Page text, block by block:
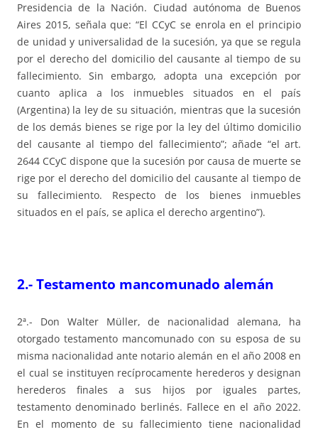
Presidencia de la Nación. Ciudad autónoma de Buenos
Aires 2015, señala que: “El CCyC se enrola en el principio
de unidad y universalidad de la sucesión, ya que se regula
por el derecho del domicilio del causante al tiempo de su
fallecimiento. Sin embargo, adopta una excepción por
cuanto aplica a los inmuebles situados en el país
(Argentina) la ley de su situación, mientras que la sucesión
de los demás bienes se rige por la ley del último domicilio
del causante al tiempo del fallecimiento”; añade “el art.
2644 CCyC dispone que la sucesión por causa de muerte se
rige por el derecho del domicilio del causante al tiempo de
su fallecimiento. Respecto de los bienes inmuebles
situados en el país, se aplica el derecho argentino”).
2.- Testamento mancomunado alemán
2ª.- Don Walter Müller, de nacionalidad alemana, ha
otorgado testamento mancomunado con su esposa de su
misma nacionalidad ante notario alemán en el año 2008 en
el cual se instituyen recíprocamente herederos y designan
herederos finales a sus hijos por iguales partes,
testamento denominado berlinés. Fallece en el año 2022.
En el momento de su fallecimiento tiene nacionalidad